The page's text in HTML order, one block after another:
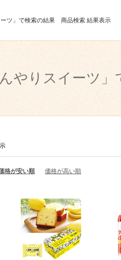
ツ」で検索の結果 商品検索 結果表示
やりスイーツ」
格が安い順 価格が高い順